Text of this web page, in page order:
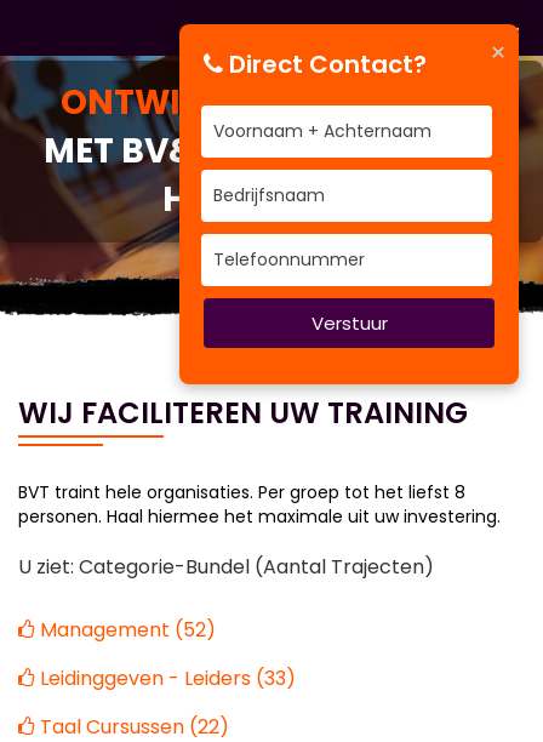
ONTWIKKEL UZELFTRAIN
MET BV&T UZELF NAAR EEN
HOGER LEVEL
WIJ FACILITEREN UW TRAINING
BVT traint hele organisaties. Per groep tot het liefst 8
personen. Haal hiermee het maximale uit uw investering.
U ziet: Categorie-Bundel (Aantal Trajecten)
Management (52)
Leidinggeven - Leiders (33)
Taal Cursussen (22)
×
Direct Contact?
Verstuur